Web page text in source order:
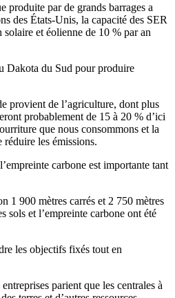
produite par de grands barrages a
des États-Unis, la capacité des SER
et éolienne de 10 % par an
Dakota du Sud pour produire
provient de l’agriculture, dont plus
probablement de 15 à 20 % d’ici
que nous consommons et la
les émissions.
carbone est importante tant
1 900 mètres carrés et 2 750 mètres
sols et l’empreinte carbone ont été
les objectifs fixés tout en
parient que les centrales à